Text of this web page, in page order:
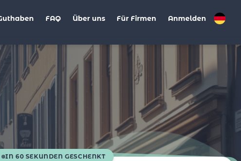
FAQ Über uns Für Firmen Anmelden
IN 60 SEKUNDEN GESCHENKT